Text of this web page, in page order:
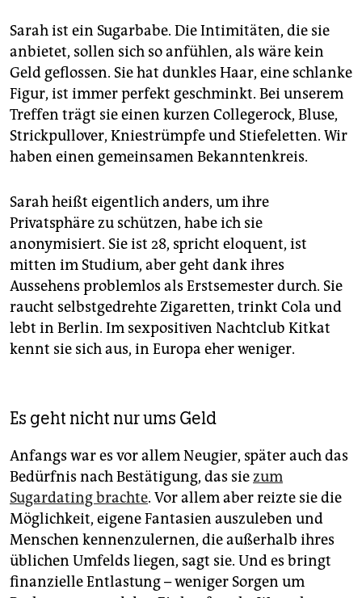
Sarah ist ein Sugarbabe. Die Intimitäten, die sie
anbietet, sollen sich so anfühlen, als wäre kein
Geld geflossen. Sie hat dunkles Haar, eine schlanke
Figur, ist immer perfekt geschminkt. Bei unserem
Treffen trägt sie einen kurzen Collegerock, Bluse,
Strickpullover, Kniestrümpfe und Stiefeletten. Wir
haben einen gemeinsamen Bekanntenkreis.
Sarah heißt eigentlich anders, um ihre
Privatsphäre zu schützen, habe ich sie
anonymisiert. Sie ist 28, spricht eloquent, ist
mitten im Studium, aber geht dank ihres
Aussehens problemlos als Erstsemester durch. Sie
raucht selbstgedrehte Zigaretten, trinkt Cola und
lebt in Berlin. Im sexpositiven Nachtclub Kitkat
kennt sie sich aus, in Europa eher weniger.
Es geht nicht nur ums Geld
Anfangs war es vor allem Neugier, später auch das
Bedürfnis nach Bestätigung, das siezum
Sugardating brachte. Vor allem aber reizte sie die
Möglichkeit, eigene Fantasien auszuleben und
Menschen kennenzulernen, die außerhalb ihres
üblichen Umfelds liegen, sagt sie. Und es bringt
finanzielle Entlastung – weniger Sorgen um